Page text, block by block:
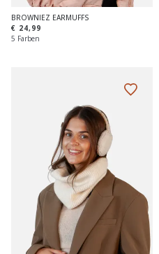
BROWNIEZ EARMUFFS
€ 24,99
5 Farben